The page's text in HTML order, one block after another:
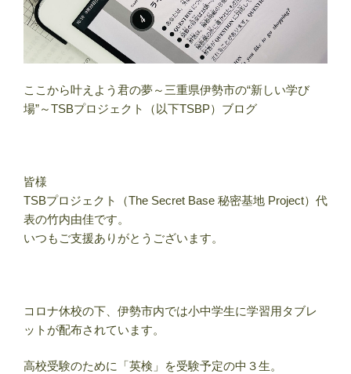
ここから叶えよう君の夢～三重県伊勢市の“新しい学び
場”～TSBプロジェクト（以下TSBP）ブログ
皆様
TSBプロジェクト（The Secret Base 秘密基地 Project）代
表の竹内由佳です。
いつもご支援ありがとうございます。
コロナ休校の下、伊勢市内では小中学生に学習用タブレ
ットが配布されています。
高校受験のために「英検」を受験予定の中３生。